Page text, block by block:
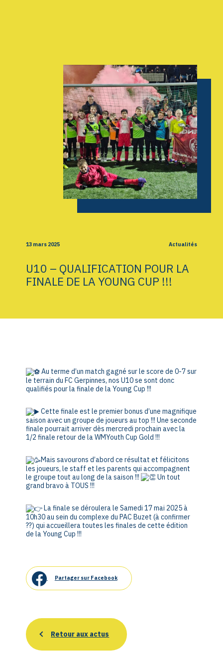
INFOS
CONTACT
13 mars 2025 Actualités
U10 – QUALIFICATION POUR LA
FINALE DE LA YOUNG CUP !!!
Au terme d’un match gagné sur le score de 0-7 sur
le terrain du FC Gerpinnes, nos U10 se sont donc
qualifiés pour la finale de la Young Cup !!!
Cette finale est le premier bonus d’une magnifique
saison avec un groupe de joueurs au top !!! Une seconde
finale pourrait arriver dès mercredi prochain avec la
1/2 finale retour de la WMYouth Cup Gold !!!
Mais savourons d’abord ce résultat et félicitons
les joueurs, le staff et les parents qui accompagnent
le groupe tout au long de la saison !!!
Un tout
grand bravo à TOUS !!!
La finale se déroulera le Samedi 17 mai 2025 à
10h30 au sein du complexe du PAC Buzet (à confirmer
??) qui accueillera toutes les finales de cette édition
de la Young Cup !!!
Partager sur Facebook
Retour aux actus